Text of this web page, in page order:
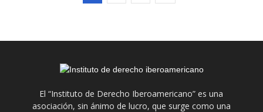
El “Instituto de Derecho Iberoamericano” es una
asociación, sin ánimo de lucro, que surge como una